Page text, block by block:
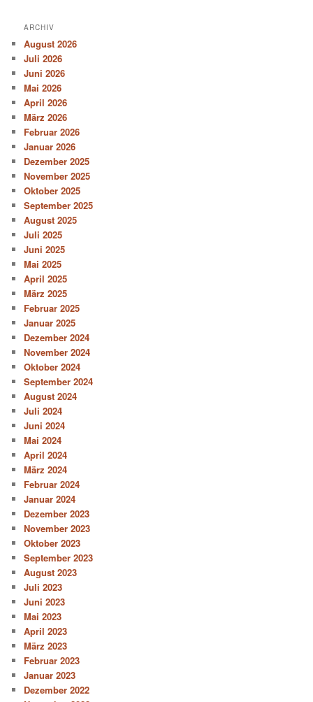
ARCHIV
August 2026
Juli 2026
Juni 2026
Mai 2026
April 2026
März 2026
Februar 2026
Januar 2026
Dezember 2025
November 2025
Oktober 2025
September 2025
August 2025
Juli 2025
Juni 2025
Mai 2025
April 2025
März 2025
Februar 2025
Januar 2025
Dezember 2024
November 2024
Oktober 2024
September 2024
August 2024
Juli 2024
Juni 2024
Mai 2024
April 2024
März 2024
Februar 2024
Januar 2024
Dezember 2023
November 2023
Oktober 2023
September 2023
August 2023
Juli 2023
Juni 2023
Mai 2023
April 2023
März 2023
Februar 2023
Januar 2023
Dezember 2022